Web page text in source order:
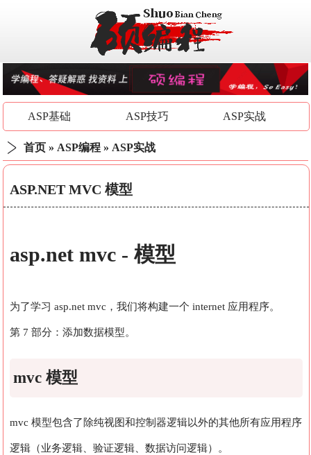
ASP基础 ASP技巧 ASP实战
首页 » ASP编程 » ASP实战
ASP.NET MVC 模型
asp.net mvc - 模型
为了学习 asp.net mvc，我们将构建一个 internet 应用程序。
第 7 部分：添加数据模型。
mvc 模型
mvc 模型包含了除纯视图和控制器逻辑以外的其他所有应用程序
逻辑（业务逻辑、验证逻辑、数据访问逻辑）。